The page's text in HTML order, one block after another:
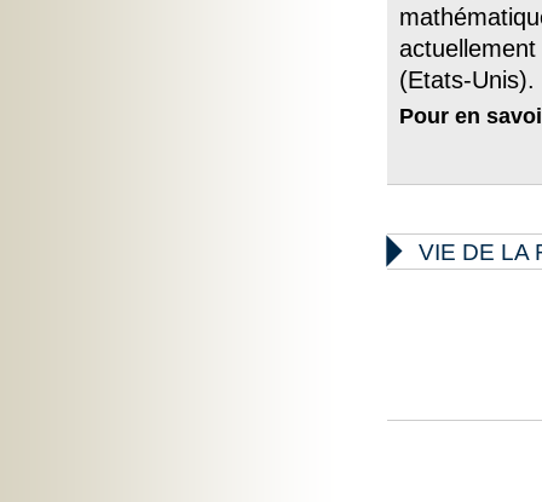
(Etats-Unis).
Pour en
 VIE DE LA